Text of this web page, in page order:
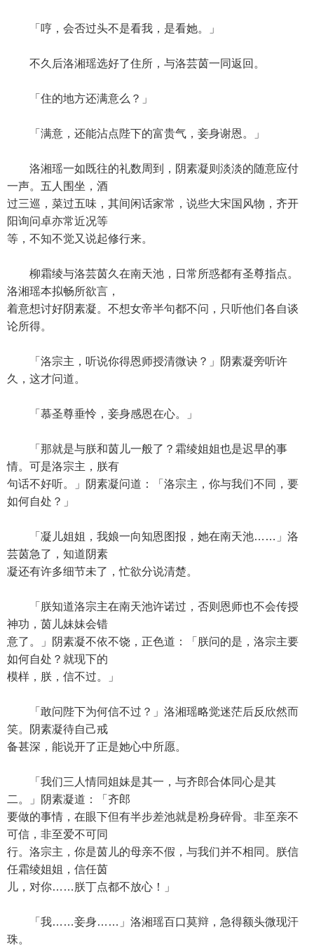
「哼，会否过头不是看我，是看她。」
不久后洛湘瑶选好了住所，与洛芸茵一同返回。
「住的地方还满意么？」
「满意，还能沾点陛下的富贵气，妾身谢恩。」
洛湘瑶一如既往的礼数周到，阴素凝则淡淡的随意应付
一声。五人围坐，酒
过三巡，菜过五味，其间闲话家常，说些大宋国风物，齐开
阳询问卓亦常近况等
等，不知不觉又说起修行来。
柳霜绫与洛芸茵久在南天池，日常所惑都有圣尊指点。
洛湘瑶本拟畅所欲言，
着意想讨好阴素凝。不想女帝半句都不问，只听他们各自谈
论所得。
「洛宗主，听说你得恩师授清微诀？」阴素凝旁听许
久，这才问道。
「慕圣尊垂怜，妾身感恩在心。」
「那就是与朕和茵儿一般了？霜绫姐姐也是迟早的事
情。可是洛宗主，朕有
句话不好听。」阴素凝问道：「洛宗主，你与我们不同，要
如何自处？」
「凝儿姐姐，我娘一向知恩图报，她在南天池……」洛
芸茵急了，知道阴素
凝还有许多细节未了，忙欲分说清楚。
「朕知道洛宗主在南天池许诺过，否则恩师也不会传授
神功，茵儿妹妹会错
意了。」阴素凝不依不饶，正色道：「朕问的是，洛宗主要
如何自处？就现下的
模样，朕，信不过。」
「敢问陛下为何信不过？」洛湘瑶略觉迷茫后反欣然而
笑。阴素凝待自己戒
备甚深，能说开了正是她心中所愿。
「我们三人情同姐妹是其一，与齐郎合体同心是其
二。」阴素凝道：「齐郎
要做的事情，在眼下但有半步差池就是粉身碎骨。非至亲不
可信，非至爱不可同
行。洛宗主，你是茵儿的母亲不假，与我们并不相同。朕信
任霜绫姐姐，信任茵
儿，对你……朕丁点都不放心！」
「我……妾身……」洛湘瑶百口莫辩，急得额头微现汗
珠。